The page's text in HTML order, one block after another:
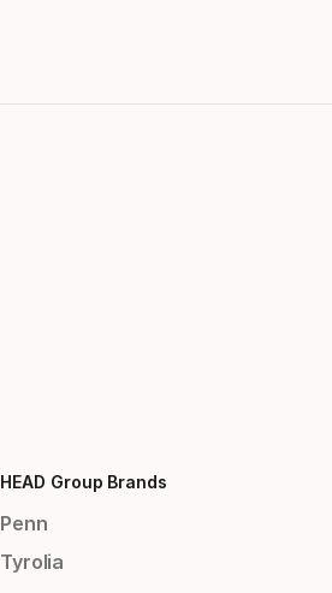
HEAD Group Brands
Penn
Tyrolia